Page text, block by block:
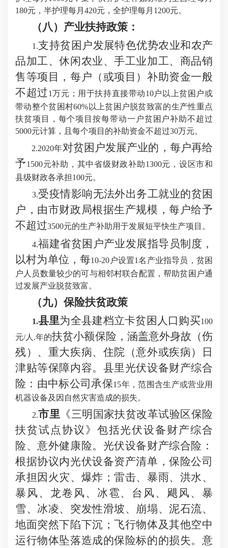
180元，半护理每月420元，全护理每月1200元。
（八）产业扶持政策：
1.支持贫困户发展特色优势农业和农产
品加工、休闲农业、手工业加工、商品销
售等项目，每户（或项目）补助资金一般
不超过1万元；用于扶持直接带动10户以上贫困户或
带动整个贫困村60%以上贫困户脱贫致富的生产性重点
扶贫项目，每个项目按每带动一户贫困户补助不超过
5000元计算，且每个项目的补助资金不超过30万元。
2.2020年对贫困户发展产业的，每户再给
予1500元补助，其中省级财政补助1300元，设区市和
县级财政各承担100元。
3.受疫情影响无法外出务工就业的贫困
户，由市财政局根据生产规模，每户给予
不超过3500元的生产补助用于发展短平快生产项目。
4.福建省贫困户产业发展指导员制度，
以村为单位，每10-20户设置1名产业指导员，贫困
户人员数量较少的可与相邻村联合配置，帮助贫困户通
过发展产业脱贫致富。
（九）保险扶贫政策
1.县里为全县建档立卡贫困人口购买100
元/人.年的扶贫小额保险，涵盖意外身故（伤
残）、重大疾病、住院（意外或疾病）日
津贴等保障内容。县里光伏设备财产综合
险：由中标公司承保15年，范围含生产或营业用
机器设备及因自然灾害造成的损失。
2.市里 《三明国家扶贫改革试验区保险
扶贫试点协议》包括光伏设备财产综合
险、意外健康险。光伏设备财产综合险：
根据协议内光伏设备资产清单，保险公司
承担因火灾、爆炸；雷击、暴雨、洪水、
暴风、龙卷风、冰雹、台风、飓风、暴
雪、冰凌、突发性滑坡、崩塌、泥石流、
地面突然下陷下沉；飞行物体及其他空中
运行物体坠落造成的保险标的的损失。意